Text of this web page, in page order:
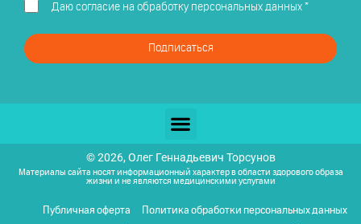
Даю согласие на обработку персональных данных*
Подписаться
© 2026, Олег Геннадьевич Торсунов
Материалы сайта носят информационный характер в области здорового образа
жизни и не являются медицинскими услугами
Публичная оферта
Политика обработки персональных данных